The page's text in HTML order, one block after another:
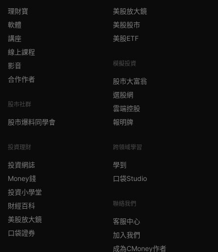
理財寶
軟體
講座
線上課程
影音
合作作者
股市社群
股市爆料同學會
投資理財
投資網誌
Money錢
投資小學堂
財經百科
美股放大鏡
口袋證券
美股放大鏡
美股股市
美股ETF
模擬投資
股市大富翁
選股網
雲端控股
報明牌
跨領域學習
學到
口袋Studio
聯絡我們
客服中心
加入我們
成為CMoney作者